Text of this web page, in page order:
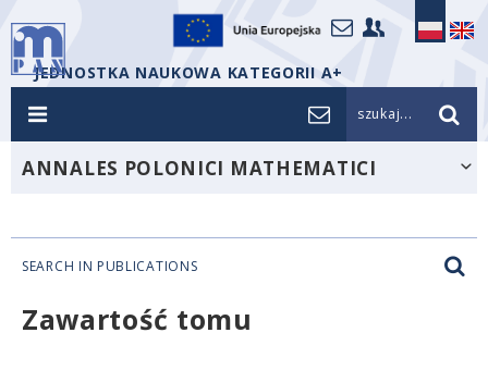
JEDNOSTKA NAUKOWA KATEGORII A+
szukaj...
ANNALES POLONICI MATHEMATICI
SEARCH IN PUBLICATIONS
Zawartość tomu